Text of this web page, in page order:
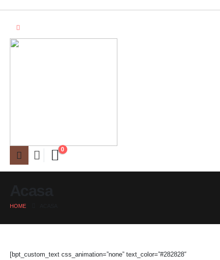
0
HOME
[bpt_custom_text css_animation=”none” text_color=”#282828″